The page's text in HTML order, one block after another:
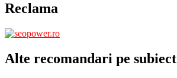
Reclama
Alte recomandari pe subiect